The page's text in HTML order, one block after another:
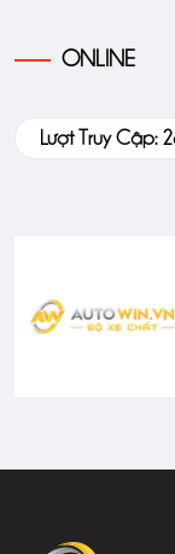
ONLINE
Lượt Truy Cập: